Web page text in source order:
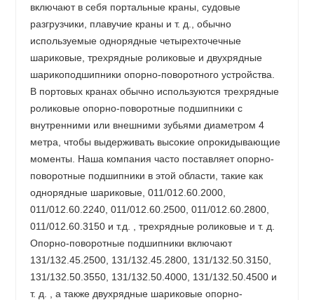
включают в себя портальные краны, судовые
разгрузчики, плавучие краны и т. д., обычно
используемые однорядные четырехточечные
шариковые, трехрядные роликовые и двухрядные
шарикоподшипники опорно-поворотного устройства.
В портовых кранах обычно используются трехрядные
роликовые опорно-поворотные подшипники с
внутренними или внешними зубьями диаметром 4
метра, чтобы выдерживать высокие опрокидывающие
моменты. Наша компания часто поставляет опорно-
поворотные подшипники в этой области, такие как
однорядные шариковые, 011/012.60.2000,
011/012.60.2240, 011/012.60.2500, 011/012.60.2800,
011/012.60.3150 и т.д. , трехрядные роликовые и т. д.
Опорно-поворотные подшипники включают
131/132.45.2500, 131/132.45.2800, 131/132.50.3150,
131/132.50.3550, 131/132.50.4000, 131/132.50.4500 и
т. д. , а также двухрядные шариковые опорно-